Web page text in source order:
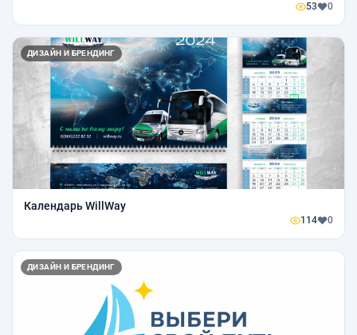
53 0
ДИЗАЙН И БРЕНДИНГ
Календарь WillWay
114 0
ДИЗАЙН И БРЕНДИНГ